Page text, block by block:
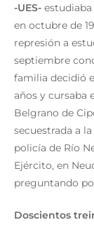
-UES-
en octubre de
represión a
septiembre
familia decidió
años y cursaba
Belgrano de
secuestrada a
policía de Río
Ejército, en
preguntando
Doscientos